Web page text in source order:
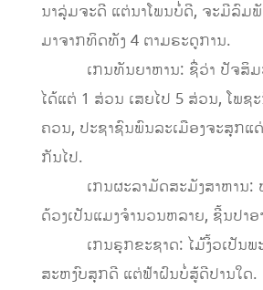
ນາລຸ່ມຈະດີ ແຕ່ນາໂພນບໍ່ດີ, ຈະມີລົມ
ມາຈາກທິດທັງ 4 ຕາມຣະດູການ.
ເກນທັນຍາຫານ: ຊື່ວ່າ ປັຈສິມະ,
ໄດ້ແຕ່ 1 ສ່ວນ ເສຍໄປ 5 ສ່ວນ, ໂພຊ
ຄວນ, ປະຊາຊົນພົນລະເມືອງຈະສຸກ
ກັນໄປ.
ເກນຜະລາມັດສະມັງສາຫານ:
ດ້ວງເປັນແມງຈໍານວນຫລາຍ, ຊີ້ນປາອ
ເກນຣຸກຂະຊາດ: ໄມ້ງິ້ວເປັນພະ
ສະຫງົບສຸກດີ ແຕ່ຟ້າຝົນບໍ່ສູ້ດີປານໃດ.